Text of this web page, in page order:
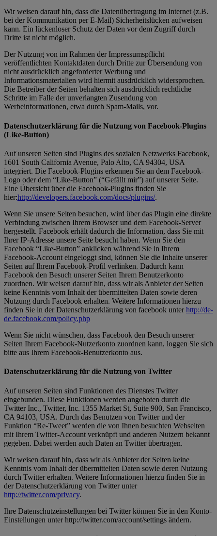
Wir weisen darauf hin, dass die Datenübertragung im Internet (z.B.
bei der Kommunikation per E-Mail) Sicherheitslücken aufweisen
kann. Ein lückenloser Schutz der Daten vor dem Zugriff durch
Dritte ist nicht möglich.
Der Nutzung von im Rahmen der Impressumspflicht
veröffentlichten Kontaktdaten durch Dritte zur Übersendung von
nicht ausdrücklich angeforderter Werbung und
Informationsmaterialien wird hiermit ausdrücklich widersprochen.
Die Betreiber der Seiten behalten sich ausdrücklich rechtliche
Schritte im Falle der unverlangten Zusendung von
Werbeinformationen, etwa durch Spam-Mails, vor.
Datenschutzerklärung für die Nutzung von Facebook-Plugins
(Like-Button)
Auf unseren Seiten sind Plugins des sozialen Netzwerks Facebook,
1601 South California Avenue, Palo Alto, CA 94304, USA
integriert. Die Facebook-Plugins erkennen Sie an dem Facebook-
Logo oder dem “Like-Button” (“Gefällt mir”) auf unserer Seite.
Eine Übersicht über die Facebook-Plugins finden Sie
hier:http://developers.facebook.com/docs/plugins/.
Wenn Sie unsere Seiten besuchen, wird über das Plugin eine direkte
Verbindung zwischen Ihrem Browser und dem Facebook-Server
hergestellt. Facebook erhält dadurch die Information, dass Sie mit
Ihrer IP-Adresse unsere Seite besucht haben. Wenn Sie den
Facebook “Like-Button” anklicken während Sie in Ihrem
Facebook-Account eingeloggt sind, können Sie die Inhalte unserer
Seiten auf Ihrem Facebook-Profil verlinken. Dadurch kann
Facebook den Besuch unserer Seiten Ihrem Benutzerkonto
zuordnen. Wir weisen darauf hin, dass wir als Anbieter der Seiten
keine Kenntnis vom Inhalt der übermittelten Daten sowie deren
Nutzung durch Facebook erhalten. Weitere Informationen hierzu
finden Sie in der Datenschutzerklärung von facebook unterhttp://de-
de.facebook.com/policy.php
Wenn Sie nicht wünschen, dass Facebook den Besuch unserer
Seiten Ihrem Facebook-Nutzerkonto zuordnen kann, loggen Sie sich
bitte aus Ihrem Facebook-Benutzerkonto aus.
Datenschutzerklärung für die Nutzung von Twitter
Auf unseren Seiten sind Funktionen des Dienstes Twitter
eingebunden. Diese Funktionen werden angeboten durch die
Twitter Inc., Twitter, Inc. 1355 Market St, Suite 900, San Francisco,
CA 94103, USA. Durch das Benutzen von Twitter und der
Funktion “Re-Tweet” werden die von Ihnen besuchten Webseiten
mit Ihrem Twitter-Account verknüpft und anderen Nutzern bekannt
gegeben. Dabei werden auch Daten an Twitter übertragen.
Wir weisen darauf hin, dass wir als Anbieter der Seiten keine
Kenntnis vom Inhalt der übermittelten Daten sowie deren Nutzung
durch Twitter erhalten. Weitere Informationen hierzu finden Sie in
der Datenschutzerklärung von Twitter unter
http://twitter.com/privacy.
Ihre Datenschutzeinstellungen bei Twitter können Sie in den Konto-
Einstellungen unter http://twitter.com/account/settings ändern.